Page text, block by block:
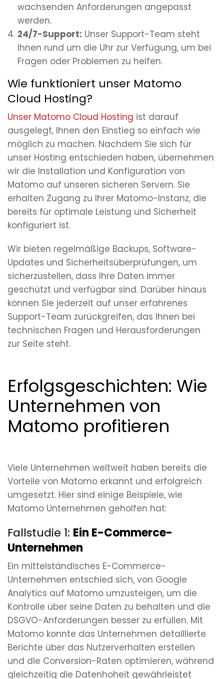
wachsenden Anforderungen angepasst
werden.
24/7-Support: Unser Support-Team steht
Ihnen rund um die Uhr zur Verfügung, um bei
Fragen oder Problemen zu helfen.
Wie funktioniert unser Matomo
Cloud Hosting?
Unser Matomo Cloud Hosting ist darauf
ausgelegt, Ihnen den Einstieg so einfach wie
möglich zu machen. Nachdem Sie sich für
unser Hosting entschieden haben, übernehmen
wir die Installation und Konfiguration von
Matomo auf unseren sicheren Servern. Sie
erhalten Zugang zu Ihrer Matomo-Instanz, die
bereits für optimale Leistung und Sicherheit
konfiguriert ist.
Wir bieten regelmäßige Backups, Software-
Updates und Sicherheitsüberprüfungen, um
sicherzustellen, dass Ihre Daten immer
geschützt und verfügbar sind. Darüber hinaus
können Sie jederzeit auf unser erfahrenes
Support-Team zurückgreifen, das Ihnen bei
technischen Fragen und Herausforderungen
zur Seite steht.
Erfolgsgeschichten: Wie
Unternehmen von
Matomo profitieren
Viele Unternehmen weltweit haben bereits die
Vorteile von Matomo erkannt und erfolgreich
umgesetzt. Hier sind einige Beispiele, wie
Matomo Unternehmen geholfen hat:
Fallstudie 1: Ein E-Commerce-
Unternehmen
Ein mittelständisches E-Commerce-
Unternehmen entschied sich, von Google
Analytics auf Matomo umzusteigen, um die
Kontrolle über seine Daten zu behalten und die
DSGVO-Anforderungen besser zu erfüllen. Mit
Matomo konnte das Unternehmen detaillierte
Berichte über das Nutzerverhalten erstellen
und die Conversion-Raten optimieren, während
gleichzeitig die Datenhoheit gewährleistet